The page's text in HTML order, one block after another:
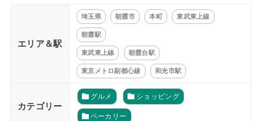
エリア＆駅
埼玉県 朝霞市 本町 東武東上線
朝霞駅
東武東上線 朝霞台駅
東京メトロ副都心線 和光市駅
カテゴリー
グルメ ショッピング
ベーカリー